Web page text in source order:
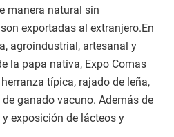
manera natural sin
exportadas al extranjero.En
agroindustrial, artesanal y
la papa nativa, Expo Comas
típica, rajado de leña,
ganado vacuno. Además de
exposición de lácteos y